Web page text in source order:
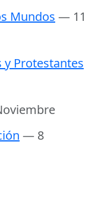
Mundos — 11
y Protestantes
— 8